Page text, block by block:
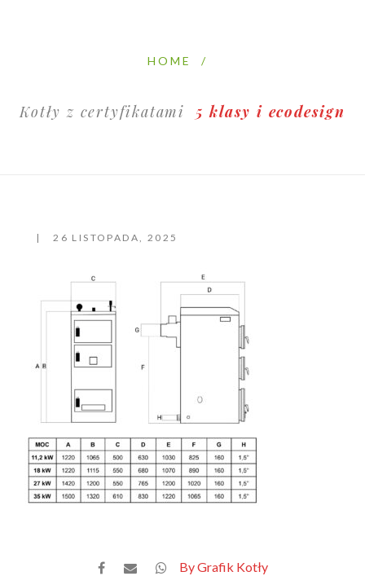
HOME /
Kotły z certyfikatami 5 klasy i ecodesign
26 LISTOPADA, 2025
By Grafik Kotły